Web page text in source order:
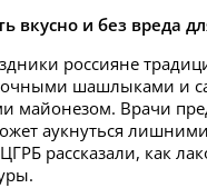
вкусно и без вреда
россияне
шашлыками и
майонезом. Врачи
аукнуться
рассказали, как